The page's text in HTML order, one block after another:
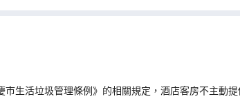
生活垃圾管理條例》的相關規定，酒店客房不主動